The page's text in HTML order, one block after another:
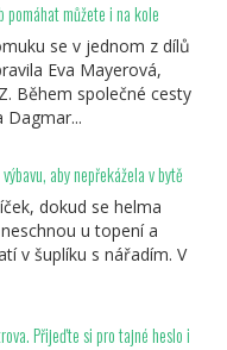
pomáhat můžete i na kole
se v jednom z dílů
Eva Mayerová,
Během společné cesty
Dagmar...
aby nepřekážela v bytě
dokud se helma
u topení a
v šuplíku s nářadím. V
Přijeďte si pro tajné heslo i